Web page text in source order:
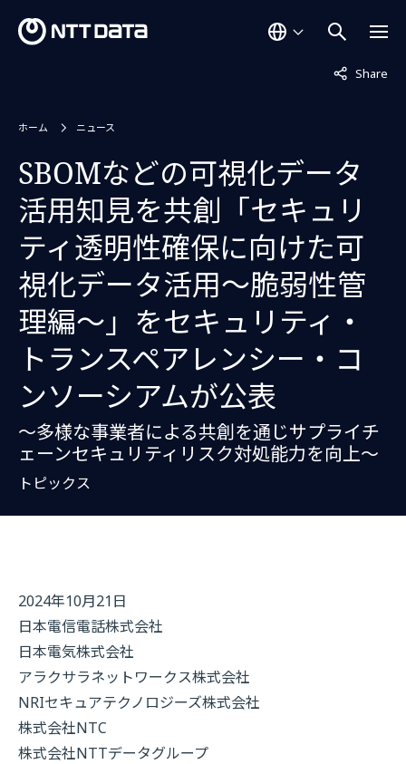
Share
非表示中
ホーム ニュース
SBOMなどの可視化データ
活用知見を共創「セキュリ
ティ透明性確保に向けた可
視化データ活用～脆弱性管
理編～」をセキュリティ・
トランスペアレンシー・コ
ンソーシアムが公表
～多様な事業者による共創を通じサプライチ
ェーンセキュリティリスク対処能力を向上～
トピックス
2024年10月21日
日本電信電話株式会社
日本電気株式会社
アラクサラネットワークス株式会社
NRIセキュアテクノロジーズ株式会社
株式会社NTC
株式会社NTTデータグループ